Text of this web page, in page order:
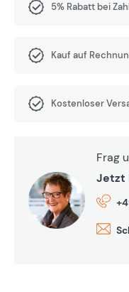
5% Rabatt bei
Kauf auf
Kostenloser
Frag
Jetzt